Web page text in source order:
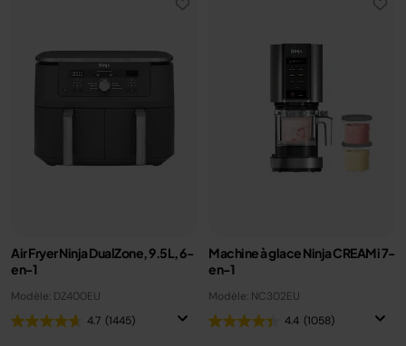
Air Fryer Ninja DualZone, 9.5L, 6-
en-1
Modèle: DZ400EU
4.7 (1445)
Machine à glace Ninja CREAMi 7-
en-1
Modèle: NC302EU
4.4 (1058)